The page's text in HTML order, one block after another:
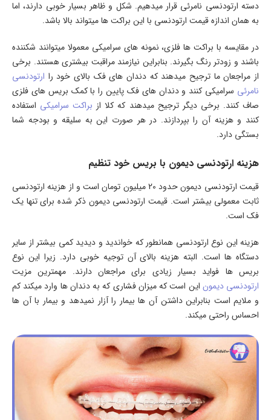
دسته ارتودنسی نامرئی قرار میدهیم. شکل و ظاهر بسیار خوبی دارند، اما
به همان اندازه قیمت ارتودنسی با این براکت ها میتواند بالا باشد.
در مقایسه با براکت ها فلزی، نمونه های سرامیکی معمولا میتوانند شکننده
باشند و زودتر رنگ بگیرند. بنابراین نیازمند مراقبت بیشتری هستند. برخی
از مراجعان ما ترجیح میدهند که دندان های فک بالای خود را ارتودنسی
نامرئی سرامیکی کنند و دندان های فک پایین را با کمک بریس های فلزی
صاف کنند. برخی دیگر ترجیح میدهند که کلا از براکت سرامیکی استفاده
کنند و هزینه آن را بپردازند. در هر صورت این به سلیقه و بودجه شما
بستگی دارد.
هزینه ارتودنسی دیمون با بریس خود تنظیم
قیمت ارتودنسی دیمون حدود 20 میلیون تومان است و از هزینه ارتودنسی
ثابت معمولی بیشتر است. قیمت ارتودنسی دیمون ذکر شده برای تنها یک
فک است.
هزینه این نوع ارتودنسی همانطور که خواندید و دیدید کمی بیشتر از سایر
دستگاه ها است. البته هزینه بالای آن توجیه خوبی دارد. زیرا این نوع
بریس ها فواید بسیار زیادی برای مراجعان دارند. مهمترین مزیت
ارتودنسی دیمون این است که میزان فشاری که به دندان ها وارد میکند کم
و ملایم است بنابراین داشتن آن ها بیمار را آزار نمیدهد و بیمار با آن ها
احساس راحتی میکند.